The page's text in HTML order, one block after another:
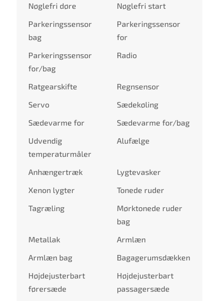
Nøglefri døre
Nøglefri start
Parkeringssensor
bag
Parkeringssensor
for
Parkeringssensor
for/bag
Radio
Ratgearskifte
Regnsensor
Servo
Sædekøling
Sædevarme for
Sædevarme for/bag
Udvendig
temperaturmåler
Alufælge
Anhængertræk
Lygtevasker
Xenon lygter
Tonede ruder
Tagræling
Mørktonede ruder
bag
Metallak
Armlæn
Armlæn bag
Bagagerumsdækken
Højdejusterbart
førersæde
Højdejusterbart
passagersæde